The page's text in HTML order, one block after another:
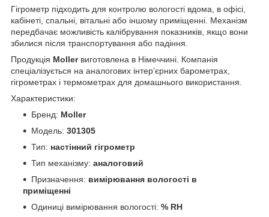
Гігрометр підходить для контролю вологості вдома, в офісі,
кабінеті, спальні, вітальні або іншому приміщенні. Механізм
передбачає можливість калібрування показників, якщо вони
збилися після транспортування або падіння.
Продукція Mollerвиготовлена в Німеччині. Компанія
спеціалізується на аналогових інтер’єрних барометрах,
гігрометрах і термометрах для домашнього використання.
Характеристики:
Бренд: Moller
Модель: 301305
Тип: настінний гігрометр
Тип механізму: аналоговий
Призначення: вимірювання вологості в
приміщенні
Одиниці вимірювання вологості: % RH